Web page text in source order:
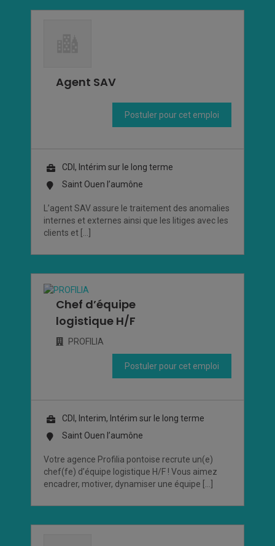
Agent SAV
Postuler pour cet emploi
CDI, Intérim sur le long terme
Saint Ouen l’aumône
L’agent SAV assure le traitement des anomalies
internes et externes ainsi que les litiges avec les
clients et […]
Chef d’équipe
logistique H/F
PROFILIA
Postuler pour cet emploi
CDI, Interim, Intérim sur le long terme
Saint Ouen l’aumône
Votre agence Profilia pontoise recrute un(e)
chef(fe) d’équipe logistique H/F ! Vous aimez
encadrer, motiver, dynamiser une équipe […]